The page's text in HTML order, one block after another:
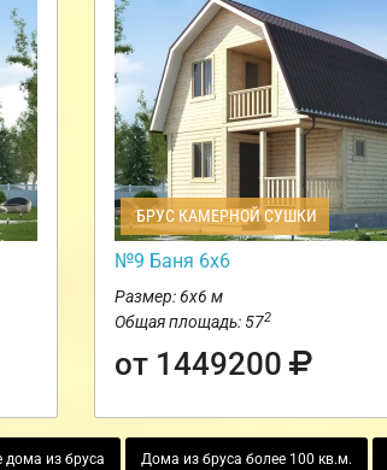
БРУС КАМЕРНОЙ СУШКИ
№9 Баня 6х6
Размер: 6х6 м
Общая площадь: 572
от 1449200
из бруса Дома из бруса более 100 кв.м.